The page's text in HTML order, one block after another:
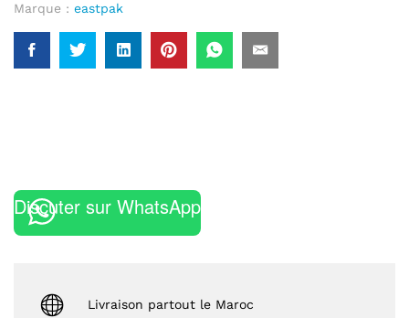
Marque : eastpak
Discuter sur WhatsApp
Livraison partout le Maroc